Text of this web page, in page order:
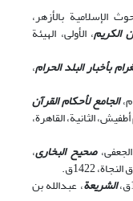
الإسلامیة بالأزهر،
الکریم، الأولی، الهیئة
بأخبار البلد الحرام،
الجامع لأحکام القرآن
الثانیة، القاهرة،
صحیح البخاری،
1422ق.
الشریعة، عبدالله بن